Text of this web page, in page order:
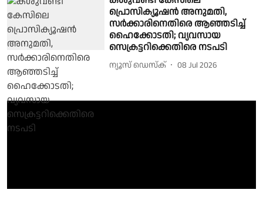
പ്രൊസിക്യൂഷന്‍ അനുമതി,
സര്‍ക്കാരിനെതിരെ ആഞ്ഞടിച്ച്
ഹൈക്കോടതി; വ്യവസായ
സെക്രട്ടറിക്കെതിരെ നടപടി
ന്യൂസ് ഡെസ്ക് 08 Jul 2026